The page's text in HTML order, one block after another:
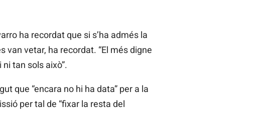
ha recordat que si s’ha admés la
van vetar, ha recordat. “El més digne
tan sols això”.
que “encara no hi ha data” per a la
per tal de “fixar la resta del